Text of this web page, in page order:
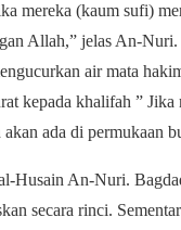
mereka (kaum sufi)
Allah,” jelas An-
air mata
kepada khalifah ” Jika
ada di permukaan
Husain An-Nuri.
secara rinci.